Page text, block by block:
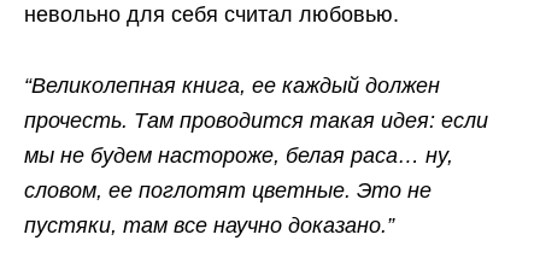
невольно для себя считал любовью.
“Великолепная книга, ее каждый должен
прочесть. Там проводится такая идея: если
мы не будем настороже, белая раса… ну,
словом, ее поглотят цветные. Это не
пустяки, там все научно доказано.”